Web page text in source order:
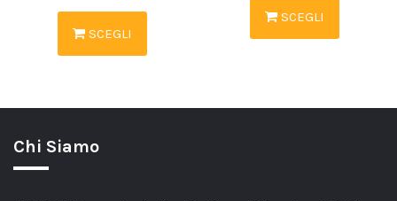
SCEGLI
SCEGLI
Chi Siamo